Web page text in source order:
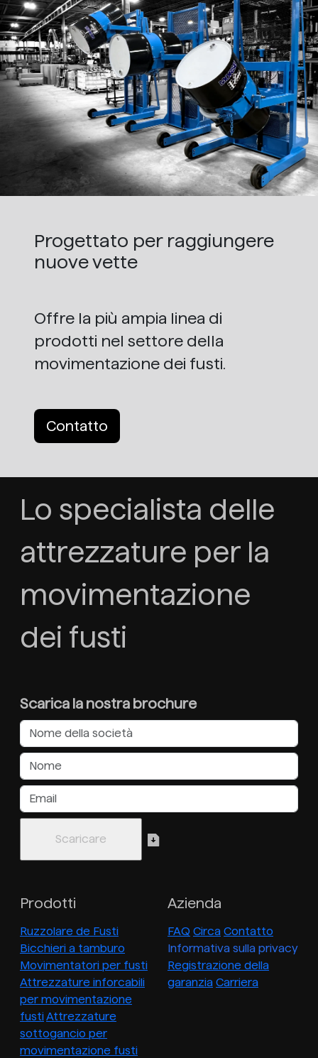
Progettato per raggiungere
nuove vette
Offre la più ampia linea di
prodotti nel settore della
movimentazione dei fusti.
Contatto
Lo specialista delle
attrezzature per la
movimentazione
dei fusti
Scarica la nostra brochure
Prodotti
Ruzzolare de Fusti
Bicchieri a tamburo
Movimentatori per fusti
Attrezzature inforcabili
per movimentazione
fustiAttrezzature
sottogancio per
movimentazione fusti
Azienda
FAQ Circa Contatto
Informativa sulla privacy
Registrazione della
garanzia Carriera